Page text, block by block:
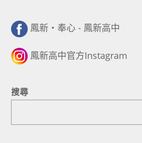
鳳新・奉心 - 鳳新高中
鳳新高中官方Instagram
搜尋